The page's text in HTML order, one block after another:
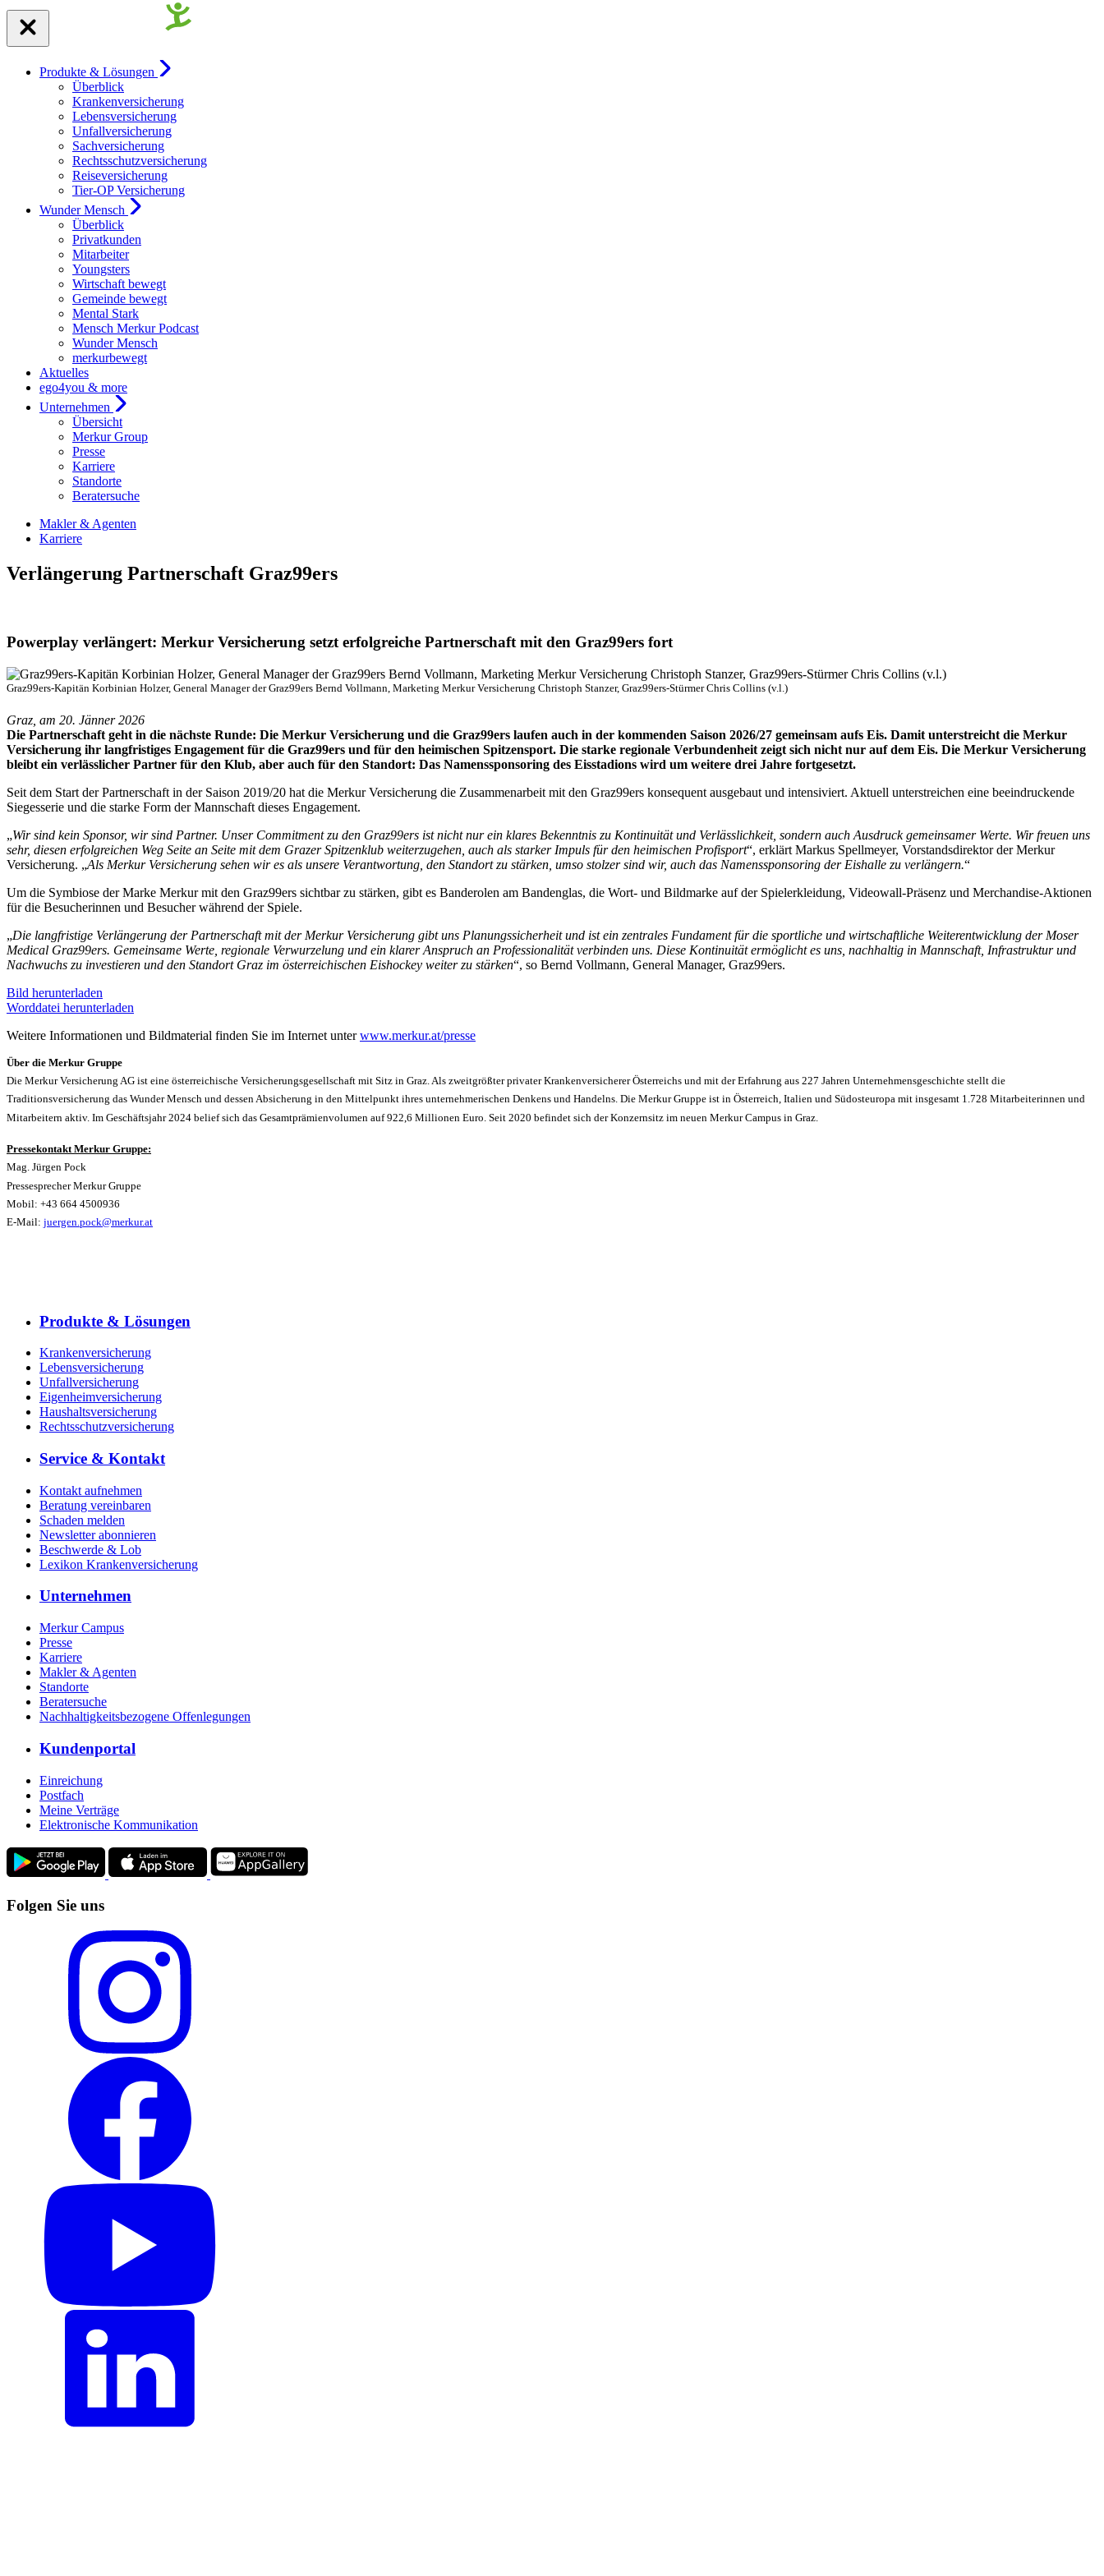
Produkte & Lösungen
Überblick
Krankenversicherung
Lebensversicherung
Unfallversicherung
Sachversicherung
Rechtsschutzversicherung
Reiseversicherung
Tier-OP Versicherung
Wunder Mensch
Überblick
Privatkunden
Mitarbeiter
Youngsters
Wirtschaft bewegt
Gemeinde bewegt
Mental Stark
Mensch Merkur Podcast
Wunder Mensch
merkurbewegt
Aktuelles
ego4you & more
Unternehmen
Übersicht
Merkur Group
Presse
Karriere
Standorte
Beratersuche
Makler & Agenten
Karriere
Verlängerung Partnerschaft Graz99ers
Powerplay verlängert: Merkur Versicherung setzt erfolgreiche Partnerschaft mit den Graz99ers fort
Graz99ers-Kapitän Korbinian Holzer, General Manager der Graz99ers Bernd Vollmann, Marketing Merkur Versicherung Christoph Stanzer, Graz99ers-Stürmer Chris Collins (v.l.)
Graz, am 20. Jänner 2026
Die Partnerschaft geht in die nächste Runde: Die Merkur Versicherung und die Graz99ers laufen auch in der kommenden Saison 2026/27 gemeinsam aufs Eis. Damit unterstreicht die Merkur
Versicherung ihr langfristiges Engagement für die Graz99ers und für den heimischen Spitzensport. Die starke regionale Verbundenheit zeigt sich nicht nur auf dem Eis. Die Merkur Versicherung
bleibt ein verlässlicher Partner für den Klub, aber auch für den Standort: Das Namenssponsoring des Eisstadions wird um weitere drei Jahre fortgesetzt.
Seit dem Start der Partnerschaft in der Saison 2019/20 hat die Merkur Versicherung die Zusammenarbeit mit den Graz99ers konsequent ausgebaut und intensiviert. Aktuell unterstreichen eine beeindruckende
Siegesserie und die starke Form der Mannschaft dieses Engagement.
„Wir sind kein Sponsor, wir sind Partner. Unser Commitment zu den Graz99ers ist nicht nur ein klares Bekenntnis zu Kontinuität und Verlässlichkeit, sondern auch Ausdruck gemeinsamer Werte. Wir freuen uns
sehr, diesen erfolgreichen Weg Seite an Seite mit dem Grazer Spitzenklub weiterzugehen, auch als starker Impuls für den heimischen Profisport“, erklärt Markus Spellmeyer, Vorstandsdirektor der Merkur
Versicherung. „Als Merkur Versicherung sehen wir es als unsere Verantwortung, den Standort zu stärken, umso stolzer sind wir, auch das Namenssponsoring der Eishalle zu verlängern.“
Um die Symbiose der Marke Merkur mit den Graz99ers sichtbar zu stärken, gibt es Banderolen am Bandenglas, die Wort- und Bildmarke auf der Spielerkleidung, Videowall-Präsenz und Merchandise-Aktionen
für die Besucherinnen und Besucher während der Spiele.
„Die langfristige Verlängerung der Partnerschaft mit der Merkur Versicherung gibt uns Planungssicherheit und ist ein zentrales Fundament für die sportliche und wirtschaftliche Weiterentwicklung der Moser
Medical Graz99ers. Gemeinsame Werte, regionale Verwurzelung und ein klarer Anspruch an Professionalität verbinden uns. Diese Kontinuität ermöglicht es uns, nachhaltig in Mannschaft, Infrastruktur und
Nachwuchs zu investieren und den Standort Graz im österreichischen Eishockey weiter zu stärken“, so Bernd Vollmann, General Manager, Graz99ers.
Bild herunterladen
Worddatei herunterladen
Weitere Informationen und Bildmaterial finden Sie im Internet unterwww.merkur.at/presse
Über die Merkur Gruppe
Die Merkur Versicherung AG ist eine österreichische Versicherungsgesellschaft mit Sitz in Graz. Als zweitgrößter privater Krankenversicherer Österreichs und mit der Erfahrung aus 227 Jahren Unternehmensgeschichte stellt die
Traditionsversicherung das Wunder Mensch und dessen Absicherung in den Mittelpunkt ihres unternehmerischen Denkens und Handelns. Die Merkur Gruppe ist in Österreich, Italien und Südosteuropa mit insgesamt 1.728 Mitarbeiterinnen und
Mitarbeitern aktiv. Im Geschäftsjahr 2024 belief sich das Gesamtprämienvolumen auf 922,6 Millionen Euro. Seit 2020 befindet sich der Konzernsitz im neuen Merkur Campus in Graz.
Pressekontakt Merkur Gruppe:
Mag. Jürgen Pock
Pressesprecher Merkur Gruppe
Mobil: +43 664 4500936
E-Mail: juergen.pock@merkur.at
Produkte & Lösungen
Krankenversicherung
Lebensversicherung
Unfallversicherung
Eigenheimversicherung
Haushaltsversicherung
Rechtsschutzversicherung
Service & Kontakt
Kontakt aufnehmen
Beratung vereinbaren
Schaden melden
Newsletter abonnieren
Beschwerde & Lob
Lexikon Krankenversicherung
Unternehmen
Merkur Campus
Presse
Karriere
Makler & Agenten
Standorte
Beratersuche
Nachhaltigkeitsbezogene Offenlegungen
Kundenportal
Einreichung
Postfach
Meine Verträge
Elektronische Kommunikation
Folgen Sie uns